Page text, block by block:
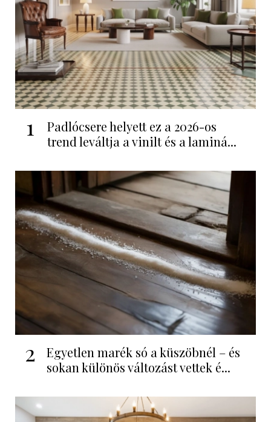
1
Padlócsere helyett ez a 2026-os
trend leváltja a vinilt és a laminá...
2
Egyetlen marék só a küszöbnél – és
sokan különös változást vettek é...